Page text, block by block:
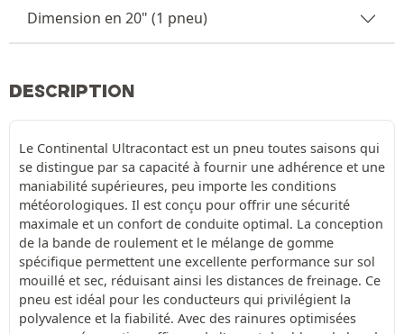
Dimension en 20" (1 pneu)
DESCRIPTION
Le Continental Ultracontact est un pneu toutes saisons qui
se distingue par sa capacité à fournir une adhérence et une
maniabilité supérieures, peu importe les conditions
météorologiques. Il est conçu pour offrir une sécurité
maximale et un confort de conduite optimal. La conception
de la bande de roulement et le mélange de gomme
spécifique permettent une excellente performance sur sol
mouillé et sec, réduisant ainsi les distances de freinage. Ce
pneu est idéal pour les conducteurs qui privilégient la
polyvalence et la fiabilité. Avec des rainures optimisées